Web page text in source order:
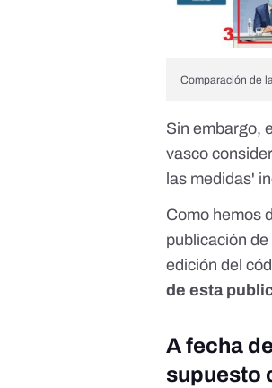
Comparación de
Sin embargo,
vasco
las medidas'
Como hemos
publicación de
edición del
de esta
A fecha
supuesto